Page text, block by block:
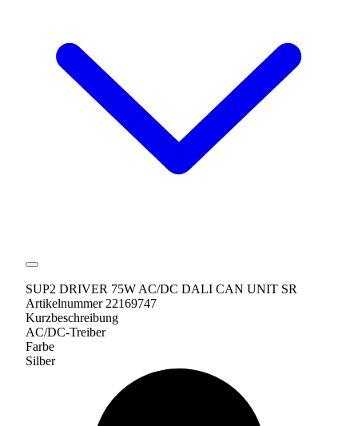
SUP2 DRIVER 75W AC/DC DALI CAN UNIT SR
Artikelnummer 22169747
Kurzbeschreibung
AC/DC-Treiber
Farbe
Silber